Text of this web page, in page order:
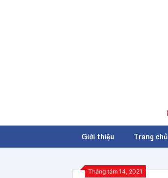
Giới thiệu Trang chủ
Tháng tám 14, 2021